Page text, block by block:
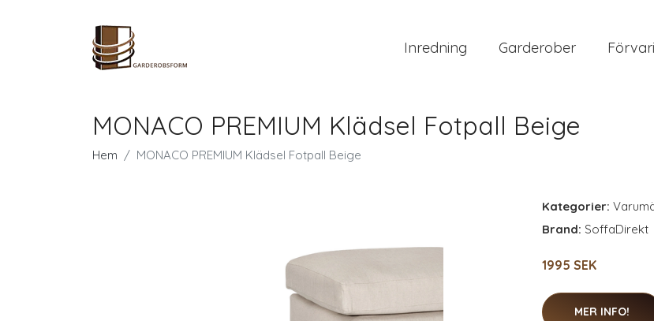
Inredning Garderober
MONACO PREMIUM Klädsel Fotpall Beige
Hem MONACO PREMIUM Klädsel Fotpall Beige
Kategorier:
Brand: SoffaDirekt
1995 SEK
MER INFO!